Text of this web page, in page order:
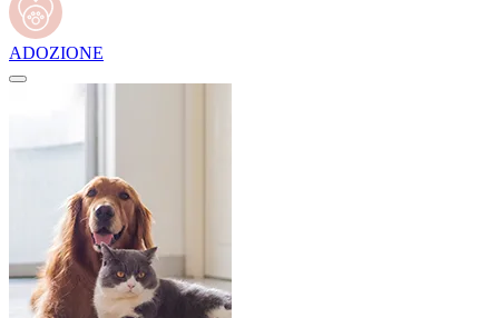
ADOZIONE